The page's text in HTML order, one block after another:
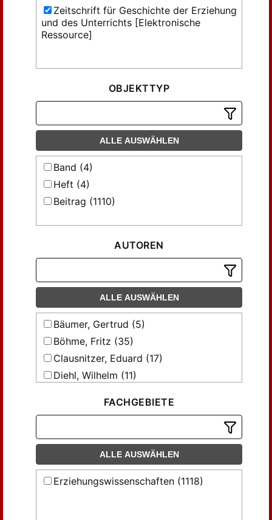
Zeitschrift für Geschichte der Erziehung
und des Unterrichts [Elektronische
Ressource]
OBJEKTTYP
ALLE AUSWÄHLEN
Band (4)
Heft (4)
Beitrag (1110)
AUTOREN
ALLE AUSWÄHLEN
Bäumer, Gertrud (5)
Böhme, Fritz (35)
Clausnitzer, Eduard (17)
Diehl, Wilhelm (11)
Eybisch, Hugo (71)
Fritzsch, Theodor (18)
Günther, Siegmund (4)
Haag, Friedrich (37)
FACHGEBIETE
ALLE AUSWÄHLEN
Erziehungswissenschaften (1118)